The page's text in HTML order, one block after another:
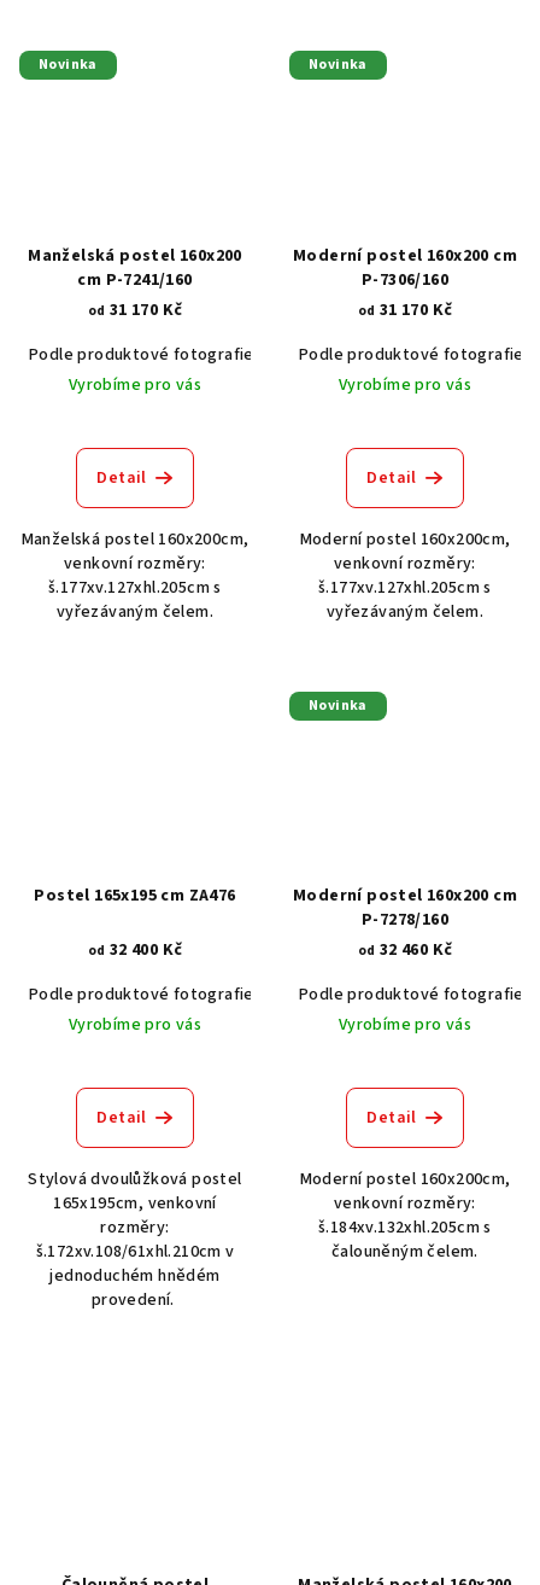
Novinka
Manželská postel 160x200
cm P-7241/160
od 31 170 Kč
Podle produktové fotografie
Akát vintage BT1551
Dub světlý
Vyrobíme pro vás
Detail
Manželská postel 160x200cm,
venkovní rozměry:
š.177xv.127xhl.205cm s
vyřezávaným čelem.
Novinka
Moderní postel 160x200 cm
P-7306/160
od 31 170 Kč
Podle produktové fotografie
Vyrobíme pro vás
Detail
Moderní postel 160x200cm,
venkovní rozměry:
š.177xv.127xhl.205cm s
vyřezávaným čelem.
Postel 165x195 cm ZA476
od 32 400 Kč
Podle produktové fotografie
Akát vintage BT1551
Dub světlý
Vyrobíme pro vás
Detail
Stylová dvoulůžková postel
165x195cm, venkovní
rozměry:
š.172xv.108/61xhl.210cm v
jednoduchém hnědém
provedení.
Novinka
Moderní postel 160x200 cm
P-7278/160
od 32 460 Kč
Podle produktové fotografie
Vyrobíme pro vás
Detail
Moderní postel 160x200cm,
venkovní rozměry:
š.184xv.132xhl.205cm s
čalouněným čelem.